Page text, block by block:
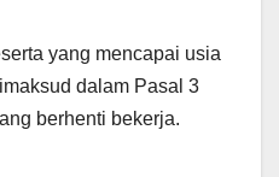
yang mencapai usia
dalam Pasal 3
berhenti bekerja.